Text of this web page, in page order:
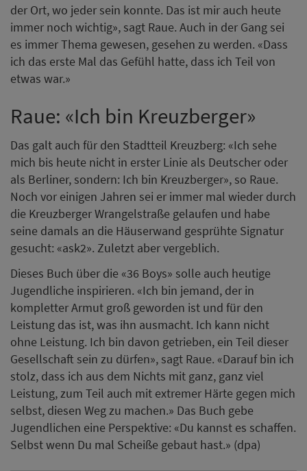
der Ort, wo jeder sein konnte. Das ist mir auch heute
immer noch wichtig», sagt Raue. Auch in der Gang sei
es immer Thema gewesen, gesehen zu werden. «Dass
ich das erste Mal das Gefühl hatte, dass ich Teil von
etwas war.»
Raue: «Ich bin Kreuzberger»
Das galt auch für den Stadtteil Kreuzberg: «Ich sehe
mich bis heute nicht in erster Linie als Deutscher oder
als Berliner, sondern: Ich bin Kreuzberger», so Raue.
Noch vor einigen Jahren sei er immer mal wieder durch
die Kreuzberger Wrangelstraße gelaufen und habe
seine damals an die Häuserwand gesprühte Signatur
gesucht: «ask2». Zuletzt aber vergeblich.
Dieses Buch über die «36 Boys» solle auch heutige
Jugendliche inspirieren. «Ich bin jemand, der in
kompletter Armut groß geworden ist und für den
Leistung das ist, was ihn ausmacht. Ich kann nicht
ohne Leistung. Ich bin davon getrieben, ein Teil dieser
Gesellschaft sein zu dürfen», sagt Raue. «Darauf bin ich
stolz, dass ich aus dem Nichts mit ganz, ganz viel
Leistung, zum Teil auch mit extremer Härte gegen mich
selbst, diesen Weg zu machen.» Das Buch gebe
Jugendlichen eine Perspektive: «Du kannst es schaffen.
Selbst wenn Du mal Scheiße gebaut hast.» (dpa)